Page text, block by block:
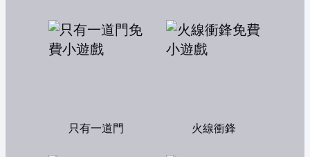
只有一道門 火線衝鋒